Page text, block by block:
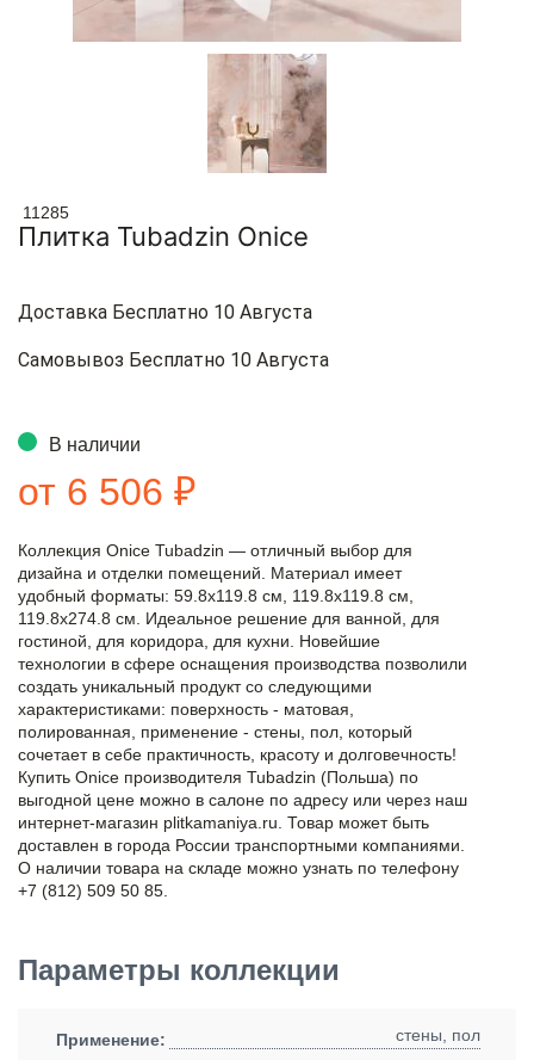
11285
Плитка Tubadzin Onice
Доставка Бесплатно 10 Августа
Самовывоз Бесплатно 10 Августа
В наличии
от 6 506 ₽
Коллекция Onice Tubadzin — отличный выбор для
дизайна и отделки помещений. Материал имеет
удобный форматы: 59.8x119.8 см, 119.8x119.8 см,
119.8x274.8 см. Идеальное решение для ванной, для
гостиной, для коридора, для кухни. Новейшие
технологии в сфере оснащения производства позволили
создать уникальный продукт со следующими
характеристиками: поверхность - матовая,
полированная, применение - стены, пол, который
сочетает в себе практичность, красоту и долговечность!
Купить Onice производителя Tubadzin (Польша) по
выгодной цене можно в салоне по адресу или через наш
интернет-магазин plitkamaniya.ru. Товар может быть
доставлен в города России транспортными компаниями.
О наличии товара на складе можно узнать по телефону
+7 (812) 509 50 85.
Параметры коллекции
Применение: стены, пол